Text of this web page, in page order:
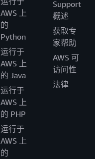
AWS 上
的
Python
运行于
AWS 上
的 Java
运行于
AWS 上
的 PHP
运行于
AWS 上
的
Support
概述
获取专
家帮助
AWS 可
访问性
法律